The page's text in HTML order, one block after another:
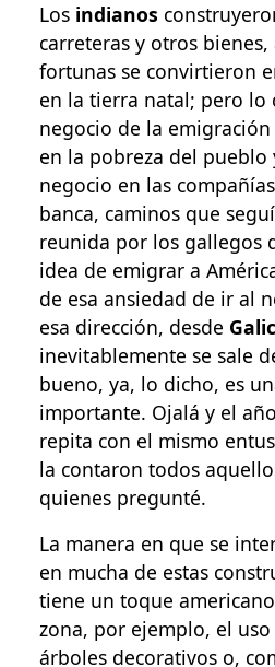
Los indianos
carreteras y otros
fortunas se convirtieron
en la tierra natal; pero lo
negocio de la emigración
en la pobreza del pueblo
negocio en las
banca, caminos que
reunida por los gallegos
idea de emigrar a
de esa ansiedad de ir al
esa dirección, desde
inevitablemente se sale
bueno, ya, lo dicho, es
importante. Ojalá y el
repita con el mismo
la contaron todos
quienes pregunté.
La manera en que se
en mucha de estas
tiene un toque
zona, por ejemplo, el
árboles decorativos o,